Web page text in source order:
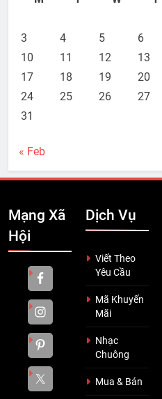
3
4 5 6
10
11 12 13
17
18 19 20
24
25 26 27
31
« Feb
Mạng Xã
Hội
Dịch Vụ
Viết Theo
Yêu Cầu
Mã Khuyến
Mãi
Nhạc
Chuông
Mua & Bán